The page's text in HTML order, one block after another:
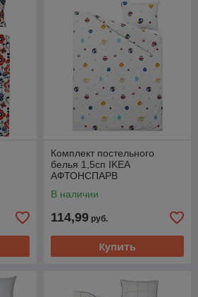
Комплект постельного
белья 1,5сп IKEA
АФТОНСПАРВ
150x200/50x60 см
В наличии
114,99 руб.
Купить